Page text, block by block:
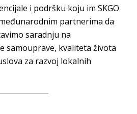
i podršku koju im SKGO
partnerima da
saradnju na
samouprave, kvaliteta života
za razvoj lokalnih